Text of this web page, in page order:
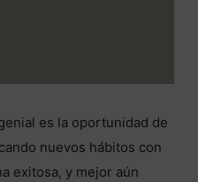
es la oportunidad de
nuevos hábitos con
exitosa, y mejor aún